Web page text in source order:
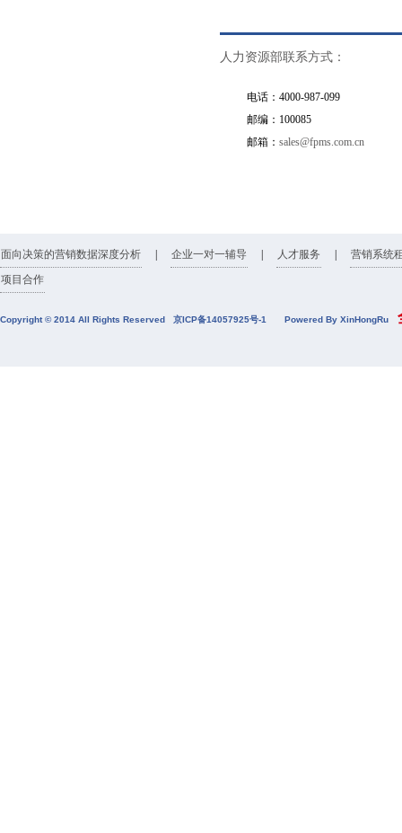
人力资源部联系方式：
电话：4000-987-099
邮编：100085
邮箱： sales@fpms.com.cn
面向决策的营销数据深度分析 企业一对一辅导 人才服务
营销系统
项目合作
Copyright © 2014 All Rights Reserved 京ICP备14057925号-1 Powered By XinHongRu